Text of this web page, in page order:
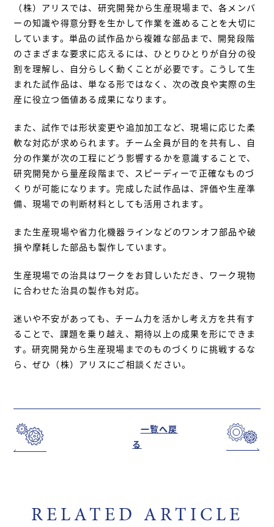
（株）アリスでは、研究開発から生産現場まで、各メンバ
ーの知識や得意分野を生かして作業を進めることを大切に
しています。単品の試作品から複雑な部品まで、開発段階
のさまざまな要求に応えるには、ひとりひとりが自分の役
割を理解し、自分らしく動くことが必要です。こうして生
まれた試作品は、単なる形ではなく、次の改良や実際の生
産に役立つ価値ある成果になります。
また、試作では形状変更や追加加工など、現場に応じた柔
軟な対応が求められます。チーム全員が目的を共有し、自
分の作業が次の工程にどう影響するかを意識することで、
研究開発から量産段階まで、スピーディーで正確なものづ
くりが可能になります。完成した試作品は、評価や生産準
備、現場での判断材料としても活用されます。
また生産現場や省力化機器ラインなどのワンオフ部品や破
損や摩耗した部品も製作しています。
生産現場での治具はワークをお貸しいただき、ワーク現物
に合わせた治具の製作も対応。
迷いや不安があっても、チーム力を活かし考え方を共有す
ることで、課題を乗り越え、期待以上の成果を形にできま
す。研究開発から生産現場までのものづくりに挑戦するな
ら、ぜひ（株）アリスにご相談ください。
一覧へ戻
る
RELATED ARTICLE